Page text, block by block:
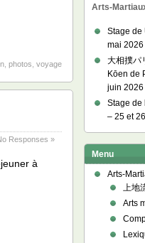
, photos voyage
Responses »
à
Arts-
Stage de
mai 2026
大相撲パ
Kōen de
juin 2026
Stage de
– 25 et
Menu
Arts-
上地
Arts